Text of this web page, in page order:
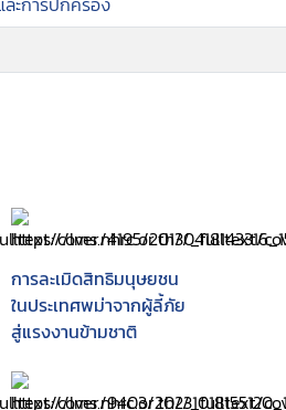
การละเมิดสิทธิมนุษยชน
ในประเทศพม่าจากผู้ลี้ภัย
สู่แรงงานข้ามชาติ